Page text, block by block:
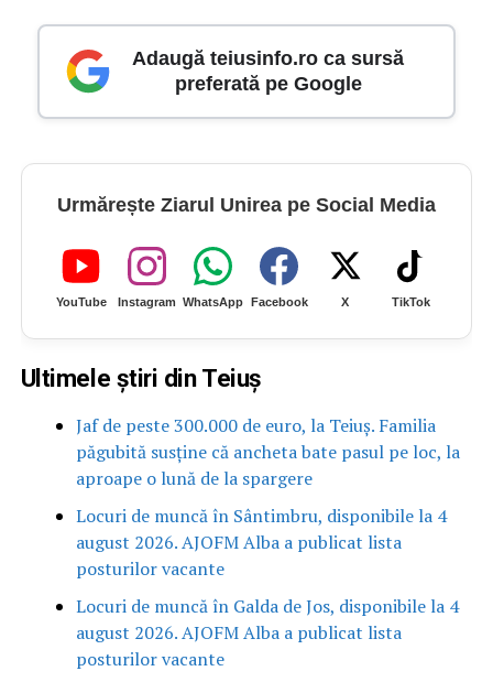
Adaugă teiusinfo.ro ca sursă
preferată pe Google
Urmărește Ziarul Unirea pe Social Media
YouTube Instagram WhatsApp Facebook X TikTok
Ultimele știri din Teiuș
Jaf de peste 300.000 de euro, la Teiuș. Familia
păgubită susține că ancheta bate pasul pe loc, la
aproape o lună de la spargere
Locuri de muncă în Sântimbru, disponibile la 4
august 2026. AJOFM Alba a publicat lista
posturilor vacante
Locuri de muncă în Galda de Jos, disponibile la 4
august 2026. AJOFM Alba a publicat lista
posturilor vacante